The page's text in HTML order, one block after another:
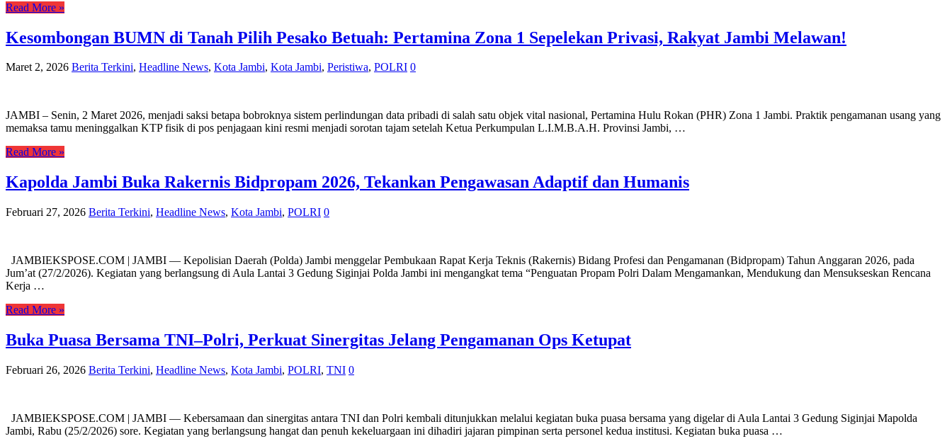
Read More »
Kesombongan BUMN di Tanah Pilih Pesako Betuah: Pertamina Zona 1 Sepelekan Privasi, Rakyat Jambi Melawan!
Maret 2, 2026 Berita Terkini, Headline News, Kota Jambi, Kota Jambi, Peristiwa, POLRI 0
JAMBI – Senin, 2 Maret 2026, menjadi saksi betapa bobroknya sistem perlindungan data pribadi di salah satu objek vital nasional, Pertamina Hulu Rokan (PHR) Zona 1 Jambi. Praktik pengamanan usang yang
memaksa tamu meninggalkan KTP fisik di pos penjagaan kini resmi menjadi sorotan tajam setelah Ketua Perkumpulan L.I.M.B.A.H. Provinsi Jambi, …
Read More »
Kapolda Jambi Buka Rakernis Bidpropam 2026, Tekankan Pengawasan Adaptif dan Humanis
Februari 27, 2026 Berita Terkini, Headline News, Kota Jambi, POLRI 0
JAMBIEKSPOSE.COM | JAMBI — Kepolisian Daerah (Polda) Jambi menggelar Pembukaan Rapat Kerja Teknis (Rakernis) Bidang Profesi dan Pengamanan (Bidpropam) Tahun Anggaran 2026, pada
Jum’at (27/2/2026). Kegiatan yang berlangsung di Aula Lantai 3 Gedung Siginjai Polda Jambi ini mengangkat tema “Penguatan Propam Polri Dalam Mengamankan, Mendukung dan Mensukseskan Rencana
Kerja …
Read More »
Buka Puasa Bersama TNI–Polri, Perkuat Sinergitas Jelang Pengamanan Ops Ketupat
Februari 26, 2026 Berita Terkini, Headline News, Kota Jambi, POLRI, TNI 0
JAMBIEKSPOSE.COM | JAMBI — Kebersamaan dan sinergitas antara TNI dan Polri kembali ditunjukkan melalui kegiatan buka puasa bersama yang digelar di Aula Lantai 3 Gedung Siginjai Mapolda
Jambi, Rabu (25/2/2026) sore. Kegiatan yang berlangsung hangat dan penuh kekeluargaan ini dihadiri jajaran pimpinan serta personel kedua institusi. Kegiatan buka puasa …